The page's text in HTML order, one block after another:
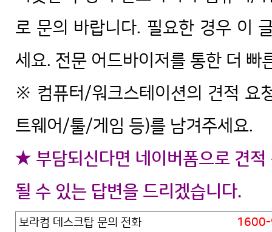
로 문의 바랍니다. 필요한 경우 이
세요. 전문 어드바이저를 통한 더 빠
※ 컴퓨터/워크스테이션의 견적 요
트웨어/툴/게임 등)를 남겨주세요.
★ 부담되신다면 네이버폼으로 견적
될 수 있는 답변을 드리겠습니다.
보라컴 데스크탑 문의 전화